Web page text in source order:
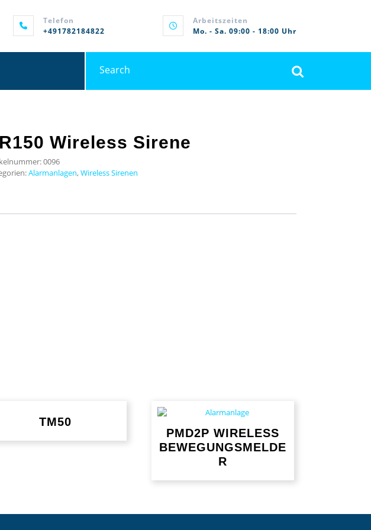
Telefon
+491782184822
Arbeitszeiten
Mo. - Sa. 09:00 - 18:00 Uhr
for:
Wireless Sirene
0096
Alarmanlagen,Wireless Sirenen
TM50
PMD2P WIRELESS
BEWEGUNGSMELDE
R